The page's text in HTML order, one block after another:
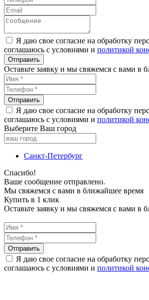
Я даю свое согласие на обработку
соглашаюсь с условиями и политикой
Оставьте заявку и мы свяжемся с вами в
Я даю свое согласие на обработку
соглашаюсь с условиями и политикой
Выберите Ваш город
Санкт-Петербург
Спасибо!
Ваше сообщение отправлено.
Мы свяжемся с вами в ближайшее время
Купить в 1 клик
Оставьте заявку и мы свяжемся с вами в
Я даю свое согласие на обработку
соглашаюсь с условиями и политикой